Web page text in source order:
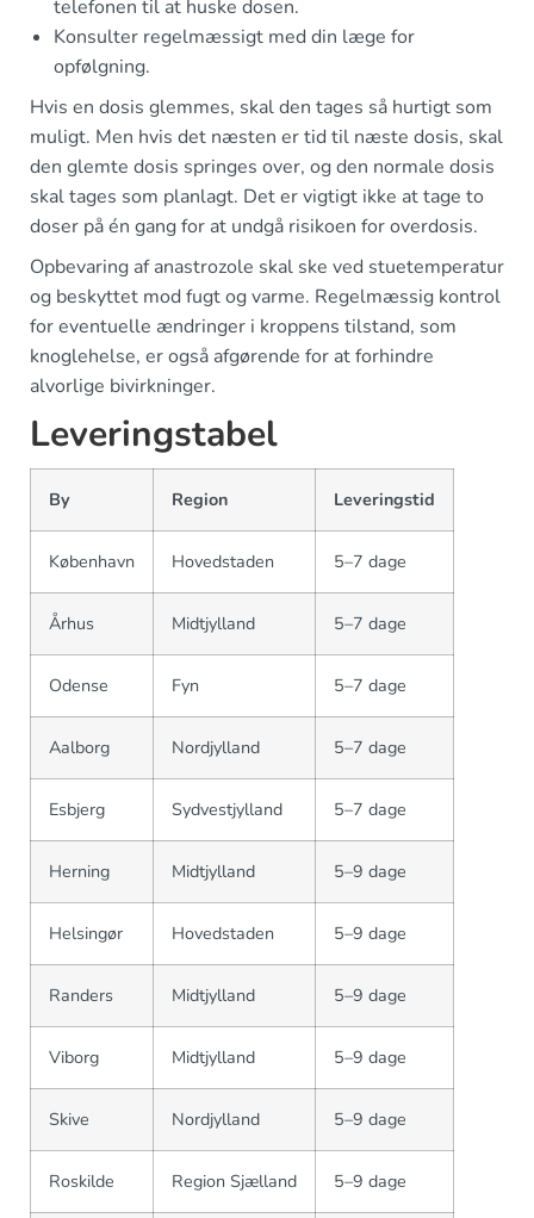
telefonen til at huske dosen.
Konsulter regelmæssigt med din læge for
opfølgning.
Hvis en dosis glemmes, skal den tages så hurtigt som
muligt. Men hvis det næsten er tid til næste dosis, skal
den glemte dosis springes over, og den normale dosis
skal tages som planlagt. Det er vigtigt ikke at tage to
doser på én gang for at undgå risikoen for overdosis.
Opbevaring af anastrozole skal ske ved stuetemperatur
og beskyttet mod fugt og varme. Regelmæssig kontrol
for eventuelle ændringer i kroppens tilstand, som
knoglehelse, er også afgørende for at forhindre
alvorlige bivirkninger.
Leveringstabel
By Region Leveringstid
København Hovedstaden 5–7 dage
Århus Midtjylland 5–7 dage
Odense Fyn 5–7 dage
Aalborg Nordjylland 5–7 dage
Esbjerg Sydvestjylland 5–7 dage
Herning Midtjylland 5–9 dage
Helsingør Hovedstaden 5–9 dage
Randers Midtjylland 5–9 dage
Viborg Midtjylland 5–9 dage
Skive Nordjylland 5–9 dage
Roskilde Region Sjælland 5–9 dage